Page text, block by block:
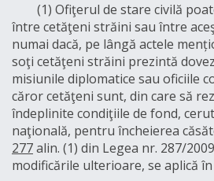
(1) Ofiţerul de stare civilă
între cetăţeni străini sau între
numai dacă, pe lângă actele
soţi cetăţeni străini prezintă
misiunile diplomatice sau oficiile
căror cetăţeni sunt, din care să
îndeplinite condiţiile de fond,
naţională, pentru încheierea
277alin. (1) din Legea nr. 287/
modificările ulterioare, se aplică